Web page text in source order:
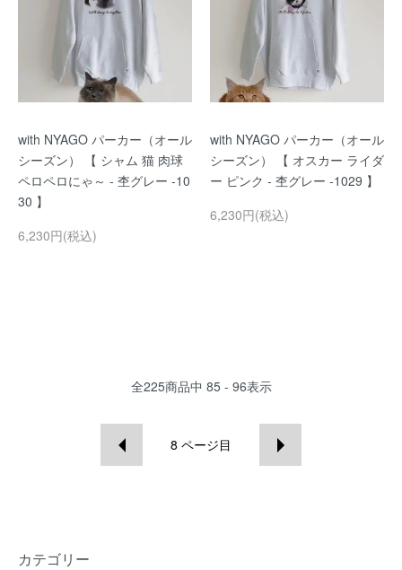
with NYAGO パーカー（オール
シーズン） 【 シャム 猫 肉球
ペロペロにゃ～ - 杢グレー -10
30 】
6,230円(税込)
with NYAGO パーカー（オール
シーズン） 【 オスカー ライダ
ー ピンク - 杢グレー -1029 】
6,230円(税込)
全225商品中 85 - 96表示
8 ページ目
カテゴリー